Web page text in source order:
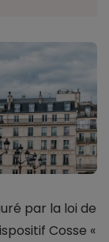
par la loi de
Cosse «